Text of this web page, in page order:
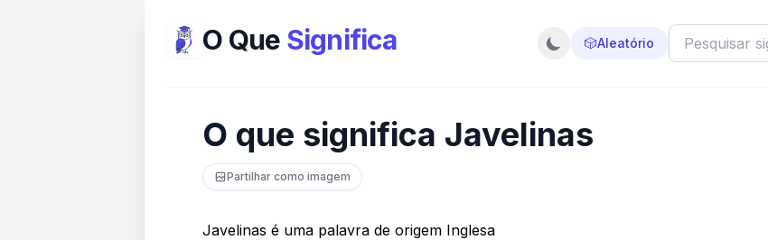
O Que Significa 🎲Aleatório
O que significa Javelinas
Partilhar como imagem
Javelinas é uma palavra de origem Inglesa